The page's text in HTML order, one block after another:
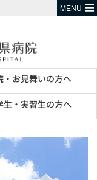
・お見舞いの方へ
生・実習生の方へ
MENU